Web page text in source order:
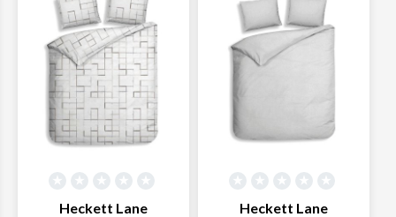
Liever eendekbedovertrek
van een ander materiaal?
Ook voor een dekbedovertrek van satijn,katoen
microvezel ,percal en twill
Heckett Lane
Heckett Lane